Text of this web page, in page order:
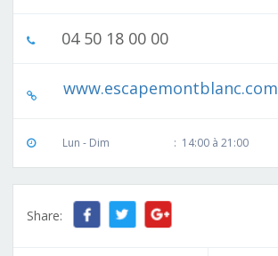
04 50 18 00 00
www.escapemontblanc.com
Lun - Dim : 14:00 à 21:00
Share: